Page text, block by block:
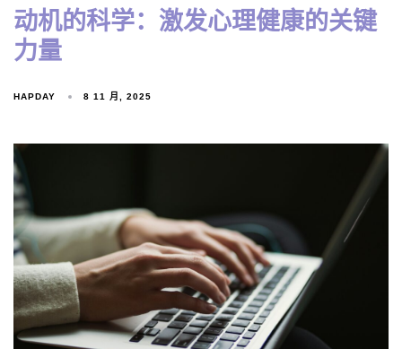
动机的科学：激发心理健康的关键
力量
HAPDAY 8 11 月, 2025